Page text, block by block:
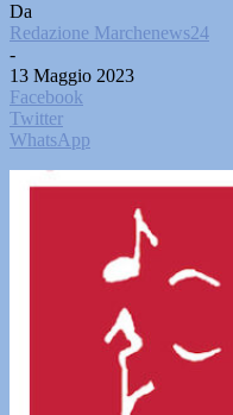
Da
Redazione Marchenews24
-
13 Maggio 2023
Facebook
Twitter
WhatsApp